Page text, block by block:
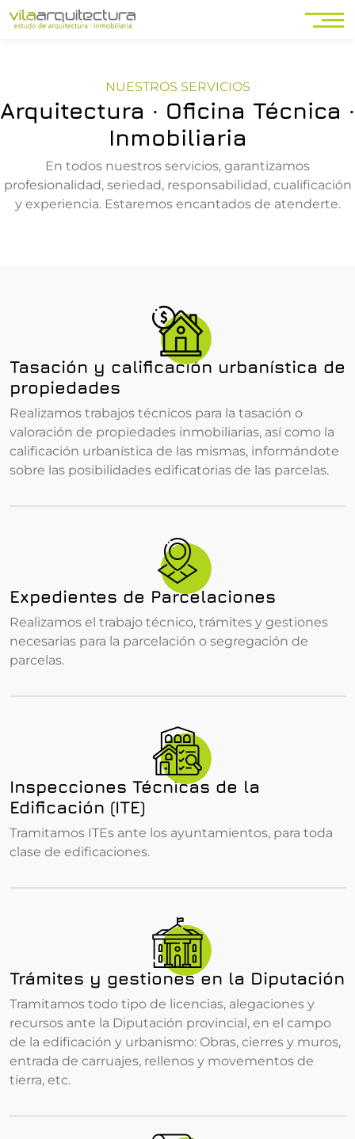
NUESTROS SERVICIOS
Arquitectura · Oficina Técnica ·
Inmobiliaria
En todos nuestros servicios, garantizamos
profesionalidad, seriedad, responsabilidad, cualificación
y experiencia. Estaremos encantados de atenderte.
Tasación y calificación urbanística de
propiedades
Realizamos trabajos técnicos para la tasación o
valoración de propiedades inmobiliarias, así como la
calificación urbanística de las mismas, informándote
sobre las posibilidades edificatorias de las parcelas.
Expedientes de Parcelaciones
Realizamos el trabajo técnico, trámites y gestiones
necesarias para la parcelación o segregación de
parcelas.
Inspecciones Técnicas de la
Edificación (ITE)
Tramitamos ITEs ante los ayuntamientos, para toda
clase de edificaciones.
Trámites y gestiones en la Diputación
Tramitamos todo tipo de licencias, alegaciones y
recursos ante la Diputación provincial, en el campo
de la edificación y urbanismo: Obras, cierres y muros,
entrada de carruajes, rellenos y movementos de
tierra, etc.